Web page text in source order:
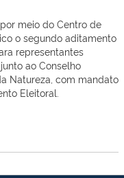
meio do Centro de
o segundo aditamento
representantes
ao Conselho
Natureza, com mandato
Eleitoral.